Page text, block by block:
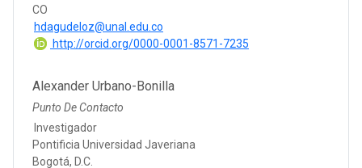
CO
hdagudeloz@unal.edu.co
http://orcid.org/0000-0001-8571-7235
Alexander Urbano-Bonilla
Punto De Contacto
Investigador
Pontificia Universidad Javeriana
Bogotá, D.C.